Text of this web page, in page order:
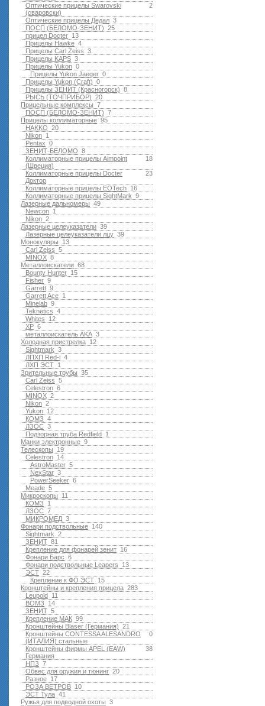
2
Оптические прицелы Swarovski
(сваровски)
3
Оптические прицелы Дедал
25
ПОСП (БЕЛОМО-ЗЕНИТ)
13
прицел Docter
4
Прицелы Hawke
3
Прицелы Carl Zeiss
3
Прицелы KAPS
0
Прицелы Yukon
0
Прицелы Yukon Jaeger
0
Прицелы Yukon (Craft)
8
Прицелы ЗЕНИТ (Красногорск)
20
РЫСЬ (ТОЧПРИБОР)
7
Прицельные комплексы
7
ПОСП (БЕЛОМО-ЗЕНИТ)
95
Прицелы коллиматорные
20
HAKKO
1
Nikon
0
Pentax
8
ЗЕНИТ-БЕЛОМО
18
Коллиматорные прицелы Aimpoint
(Швеция)
23
Коллиматорные прицелы Docter
Доктор
16
Коллиматорные прицелы EOTech
9
Коллиматорные прицелы SightMark
49
Лазерные дальномеры
1
Newcon
2
Nikon
39
Лазерные целеуказатели
39
Лазерные целеуказатели лцу
13
Монокуляры
5
Carl Zeiss
8
MINOX
68
Металлоискатели
15
Bounty Hunter
9
Fisher
9
Garrett
1
Garrett Ace
9
Minelab
4
Teknetics
12
Whites
6
XP
3
металлоискатель AKA
12
Холодная пристрелка
3
Sightmark
4
ЛПХП Red-i
1
ЛХП ЭСТ
35
Зрительные трубы
5
Carl Zeiss
6
Celestron
2
MINOX
2
Nikon
12
Yukon
4
КОМЗ
3
ЛЗОС
1
Подзорная труба Redfield
9
Манки электронные
19
Телескопы
14
Celestron
5
AstroMaster
3
NexStar
6
PowerSeeker
5
Meade
11
Микроскопы
1
КОМЗ
7
ЛЗОС
3
МИКРОМЕД
140
Фонари подствольные
2
Sightmark
81
ЗЕНИТ
16
Крепление для фонарей зенит
6
Фонари Барс
13
Фонари подствольные Leapers
22
ЭСТ
15
Крепление к ФО ЭСТ
283
Кронштейны и крепления прицела
11
Leupold
14
ВОМЗ
5
ЗЕНИТ
99
Крепление МАК
21
Кронштейны Blaser (Германия)
0
Кронштейны CONTESSA ALESANDRO
(ИТАЛИЯ) стальные
38
Кронштейны фирмы APEL (EAW)
Германия
7
НПЗ
20
Обвес для оружия и тюнинг
17
Разное
10
РОЗА ВЕТРОВ
41
ЭСТ Тула
3
Ружья для подводной оxоты